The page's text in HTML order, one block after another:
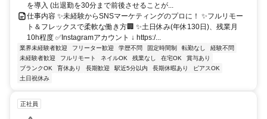
を導入 (出退勤を30分まで前後させることが...
仕事内容 ✨未経験からSNSマーケティングのプロに！ ✨フルリモー
ト＆フレックスで柔軟な働き方🏢 ✨土日休み(年休130日)、残業月
10h程度 ✅Instagramアカウント ↓ https:/...
業界未経験者歓迎 フリーター歓迎 学歴不問 固定時間制 転勤なし
経験不問
未経験者歓迎
フルリモート ネイルOK 残業なし 在宅OK
賞与あり
ブランクOK
育休あり 長期歓迎 駅近5分以内 長期休暇あり
ピアスOK
土日祝休み
正社員